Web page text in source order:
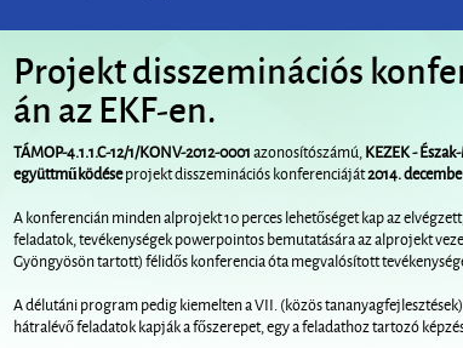
Projekt disszeminációs
án az EKF-en.
TÁMOP-4.1.1.C-12/1/KONV-2012-0001azonosítószámú,KEZEK -
együttműködéseprojekt disszeminációs konferenciáját2014.
A konferencián minden alprojekt 10 perces lehetőséget kap az
feladatok, tevékenységek powerpointos bemutatására az alprojekt
Gyöngyösön tartott) félidős konferencia óta megvalósított
A délutáni program pedig kiemelten a VII. (közös
hátralévő feladatok kapják a főszerepet, egy a feladathoz tartozó